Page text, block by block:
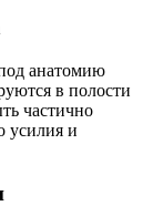
анатомию
в полости
частично
усилия и